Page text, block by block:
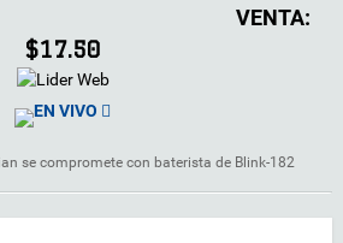
VENTA:
$17.50
EN VIVO
se compromete con baterista de Blink-182